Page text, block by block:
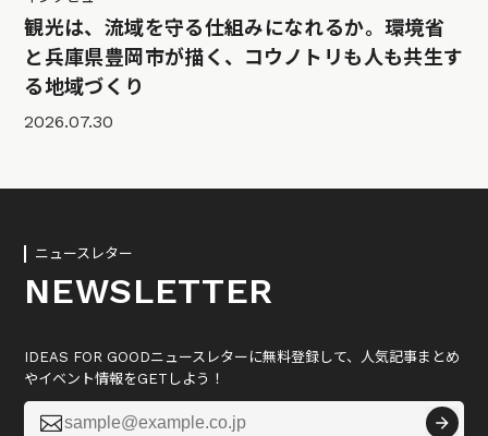
観光は、流域を守る仕組みになれるか。環境省
と兵庫県豊岡市が描く、コウノトリも人も共生す
る地域づくり
2026.07.30
ニュースレター
NEWSLETTER
IDEAS FOR GOODニュースレターに無料登録して、人気記事まとめ
やイベント情報をGETしよう！
